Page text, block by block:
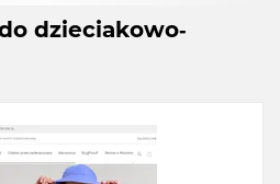
dzieciakowo-